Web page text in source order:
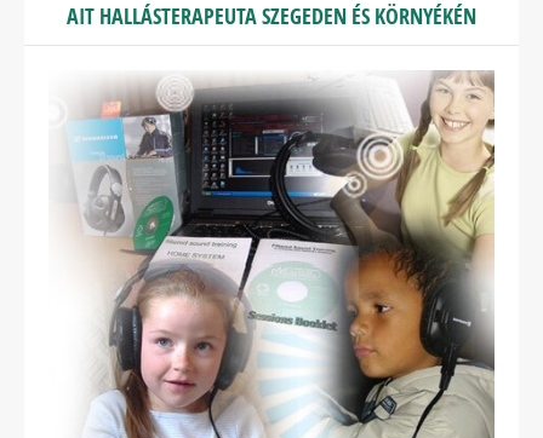
AIT HALLÁSTERAPEUTA SZEGEDEN ÉS KÖRNYÉKÉN